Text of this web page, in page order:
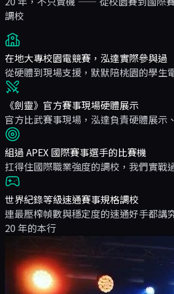
調校
在地大專校園電競賽，泓達實際參與過
從硬體到現場支援，默默陪桃園的學生
《劍靈》官方賽事現場硬體展示
官方比武賽事現場，泓達負責硬體展示
組過 APEX 國際賽事選手的比賽機
扛得住國際職業強度的調校，我們實戰
世界紀錄等級速通賽事規格調校
連最壓榨幀數與穩定度的速通好手都講
20 年的本行